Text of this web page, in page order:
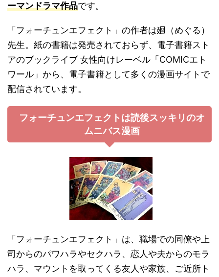
ーマンドラマ作品です。
「フォーチュンエフェクト」の作者は廻（めぐる）
先生。紙の書籍は発売されておらず、電子書籍スト
アのブックライブ女性向けレーベル「COMICエト
ワール」から、電子書籍として多くの漫画サイトで
配信されています。
フォーチュンエフェクトは読後スッキリのオ
ムニバス漫画
「フォーチュンエフェクト」は、職場での同僚や上
司からのパワハラやセクハラ、恋人や夫からのモラ
ハラ、マウントを取ってくる友人や家族、ご近所ト